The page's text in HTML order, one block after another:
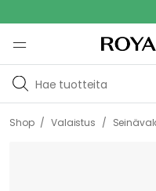
Shop / Valaistus /